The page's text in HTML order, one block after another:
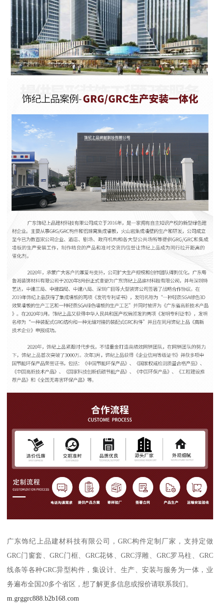
广东饰纪上品建材科技有限公司，GRC构件定制厂家，支持定做
GRC门窗套、GRC门框、GRC花钵、GRC浮雕、GRC罗马柱、GRC
线条等各种GRC异型构件，集设计、生产、安装与服务为一体，业
务遍布全国20多个省区，想了解更多信息或报价请联系我们。
m.grggrc888.b2b168.com